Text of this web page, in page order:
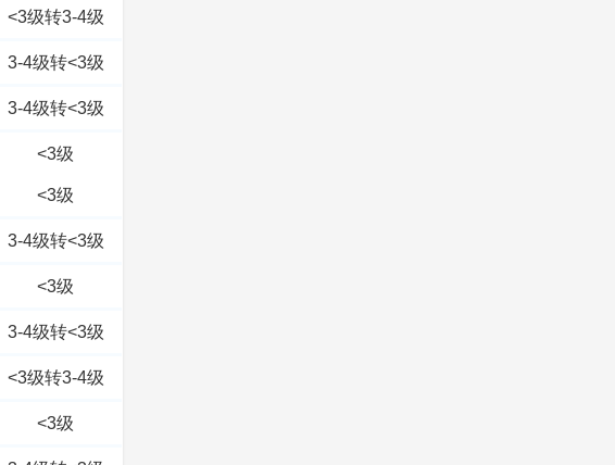
<3级转3-4级
3-4级转<3级
3-4级转<3级
<3级
<3级
3-4级转<3级
<3级
3-4级转<3级
<3级转3-4级
<3级